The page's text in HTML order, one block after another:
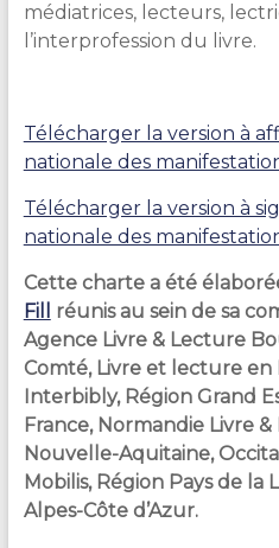
médiatrices, lecteurs,
l’interprofession du livre.
Télécharger la version à
nationale des
Télécharger la version à
nationale des
Cette charte a été
Fill
réunis au sein de sa
Agence Livre & Lecture
Comté, Livre et lecture en
Interbibly, Région Grand
France, Normandie Livre &
Nouvelle-Aquitaine,
Mobilis, Région Pays de la
Alpes-Côte d’Azur.